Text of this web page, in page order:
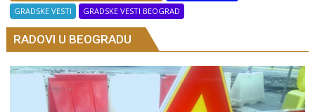
GRADSKE VESTI
GRADSKE VESTI BEOGRAD
RADOVI U BEOGRADU